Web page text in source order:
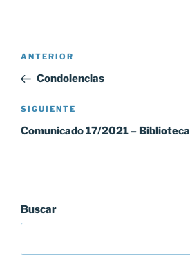
Navegación
entradas
Entrada
anterior:
ANTERIOR
Condolencias
Siguiente
entrada
SIGUIENTE
Comunicado 17/2021 – Biblioteca
Buscar